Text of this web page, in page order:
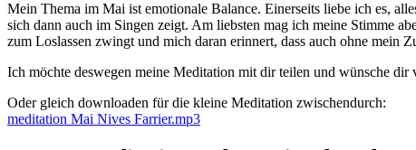
Mein Thema im Mai ist emotionale Balance. Einerseits liebe ich es,
sich dann auch im Singen zeigt. Am liebsten mag ich meine Stimme
zum Loslassen zwingt und mich daran erinnert, dass auch ohne mein
Ich möchte deswegen meine Meditation mit dir teilen und wünsche
Oder gleich downloaden für die kleine Meditation zwischendurch:
meditation Mai Nives Farrier.mp3